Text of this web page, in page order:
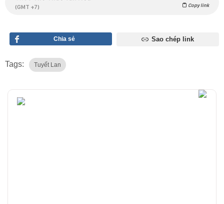
(GMT +7) Copy link
Chia sẻ Sao chép link
Tags: Tuyết Lan